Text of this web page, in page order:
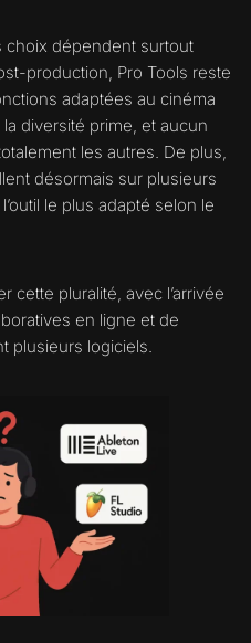
dépendent surtout
production, Pro Tools reste
adaptées au cinéma
diversité prime, et aucun
les autres. De plus,
désormais sur plusieurs
le plus adapté selon le
cette pluralité, avec l’arrivée
en ligne et de
plusieurs logiciels.